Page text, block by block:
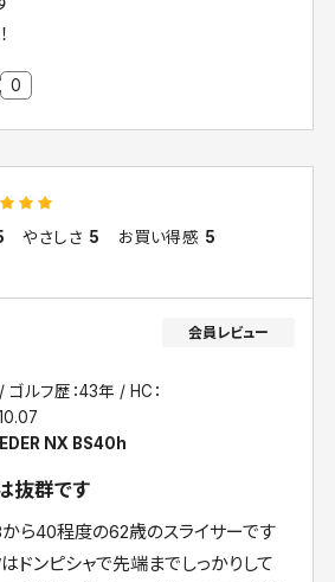
0
やさしさ 5 お買い得感 5
ゴルフ歴：43年
HC：
NX BS40h
抜群です
ら40程度の62歳のスライサーです
はドンピシャで先端までしっかりして